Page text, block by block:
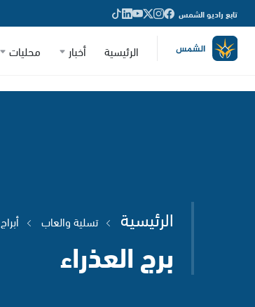
تابع راديو الشمس
الرئيسية أخبار محليات
الرئيسية تسلية والعاب أبراج
برج العذراء